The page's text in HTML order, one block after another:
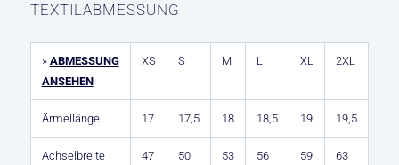
TEXTILABMESSUNG
» ABMESSUNG
ANSEHEN
XS S M L XL 2XL
Ärmellänge 17 17,5 18 18,5 19 19,5
Achselbreite 47 50 53 56 59 63